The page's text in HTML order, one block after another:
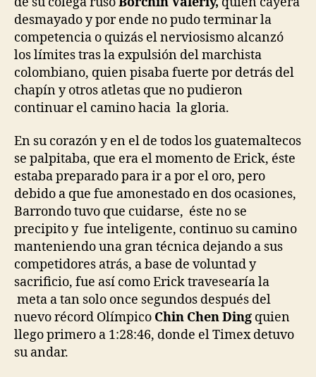
desmayado y por ende no pudo terminar la
competencia o quizás el nerviosismo alcanzó
los límites tras la expulsión del marchista
colombiano, quien pisaba fuerte por detrás del
chapín y otros atletas que no pudieron
continuar el camino hacia la gloria.
En su corazón y en el de todos los guatemaltecos
se palpitaba, que era el momento de Erick, éste
estaba preparado para ir a por el oro, pero
debido a que fue amonestado en dos ocasiones,
Barrondo tuvo que cuidarse, éste no se
precipito y fue inteligente, continuo su camino
manteniendo una gran técnica dejando a sus
competidores atrás, a base de voluntad y
sacrificio, fue así como Erick travesearía la
meta a tan solo once segundos después del
nuevo récord Olímpico Chin Chen Ding quien
llego primero a 1:28:46, donde el Timex detuvo
su andar.